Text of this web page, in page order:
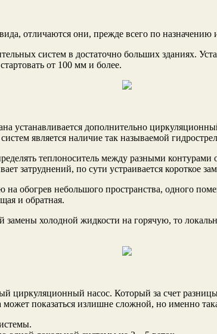
отличаются они, прежде всего по назначению
систем в достаточно больших зданиях.
от 100 мм и более.
устанавливается дополнительно
является наличие так называемой
теплоноситель между разными
затруднений, по сути устраивается короткое
на обогрев небольшого пространства, одного
и обратная.
замены холодной жидкости на горячую, то
циркуляционный насос. Который за счет
показаться излишне сложной, но именно